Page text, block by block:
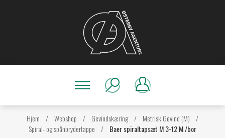
Hjem / Webshop / Gevindskæring / Metrisk Gevind (M)
/
Spiral- og spånbrydertappe
/ Baer spiraltapsæt M 3-12 M /bor